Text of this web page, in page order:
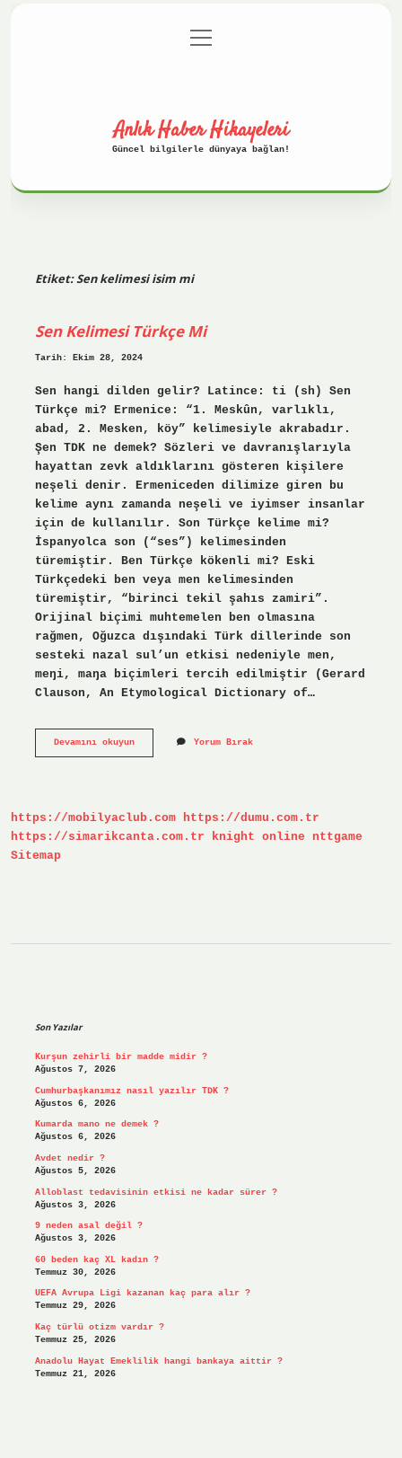
Gizlilik Politikası
menüyü
aç
Anlık Haber Hikayeleri
Güncel bilgilerle dünyaya bağlan!
Etiket:Sen kelimesi isim mi
Sen Kelimesi Türkçe Mi
Tarih: Ekim 28, 2024
Sen hangi dilden gelir? Latince: ti (sh) Sen
Türkçe mi? Ermenice: “1. Meskûn, varlıklı,
abad, 2. Mesken, köy” kelimesiyle akrabadır.
Şen TDK ne demek? Sözleri ve davranışlarıyla
hayattan zevk aldıklarını gösteren kişilere
neşeli denir. Ermeniceden dilimize giren bu
kelime aynı zamanda neşeli ve iyimser insanlar
için de kullanılır. Son Türkçe kelime mi?
İspanyolca son (“ses”) kelimesinden
türemiştir. Ben Türkçe kökenli mi? Eski
Türkçedeki ben veya men kelimesinden
türemiştir, “birinci tekil şahıs zamiri”.
Orijinal biçimi muhtemelen ben olmasına
rağmen, Oğuzca dışındaki Türk dillerinde son
sesteki nazal sul’un etkisi nedeniyle men,
meŋi, maŋa biçimleri tercih edilmiştir (Gerard
Clauson, An Etymological Dictionary of…
Devamını okuyunSen
Yorum Bırak
https://mobilyaclub.com https://dumu.com.tr
https://simarikcanta.com.tr
knight online
nttgame
Sitemap
Son Yazılar
Kurşun zehirli bir madde midir ?
Ağustos 7, 2026
Cumhurbaşkanımız nasıl yazılır TDK ?
Ağustos 6, 2026
Kumarda mano ne demek ?
Ağustos 6, 2026
Avdet nedir ?
Ağustos 5, 2026
Alloblast tedavisinin etkisi ne kadar sürer ?
Ağustos 3, 2026
9 neden asal değil ?
Ağustos 3, 2026
60 beden kaç XL kadın ?
Temmuz 30, 2026
UEFA Avrupa Ligi kazanan kaç para alır ?
Temmuz 29, 2026
Kaç türlü otizm vardır ?
Temmuz 25, 2026
Anadolu Hayat Emeklilik hangi bankaya aittir ?
Temmuz 21, 2026